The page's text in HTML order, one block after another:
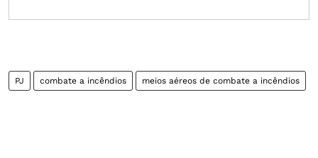
PJ combate a incêndios meios aéreos de combate a incêndios